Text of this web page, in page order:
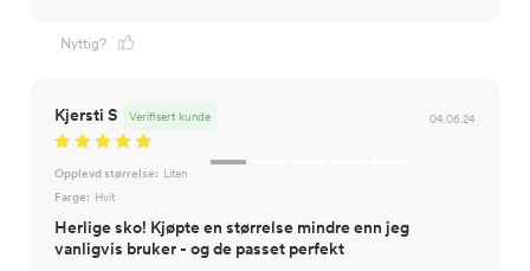
Nyttig?
Kjersti S 04.06.24
Verifisert kunde
Opplevd størrelse: Liten
Farge: Hvit
Herlige sko! Kjøpte en størrelse mindre enn jeg
vanligvis bruker - og de passet perfekt